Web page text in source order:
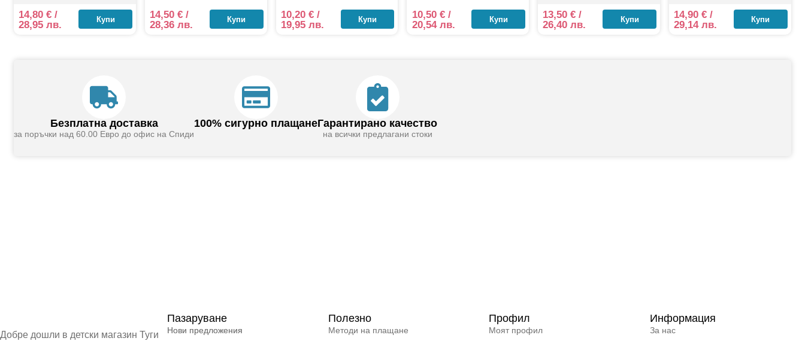
14,80€ /
28,95 лв.
Купи 14,50€ /
28,36 лв.
Купи 10,20 €/
19,95 лв.
Купи 10,50 €/
20,54 лв.
Купи 13,50€ /
26,40 лв.
Купи 14,90€ /
29,14 лв.
Купи
Безплатна доставка
за поръчки над 60.00 Евро до офис на Спиди
100% сигурно плащанеГарантирано качество
на всички предлагани стоки
Добре дошли в детски магазин Туги
Пазаруване
Нови предложения
Полезно
Методи на плащане
Профил
Моят профил
Информация
За нас